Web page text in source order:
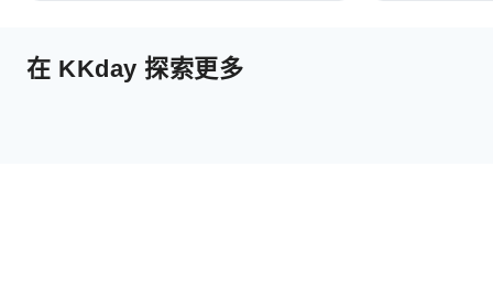
在 KKday 探索更多